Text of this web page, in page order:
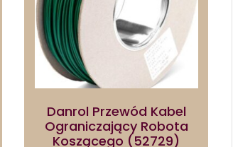
Danrol Przewód Kabel
Ograniczający Robota
Koszącego (52729)